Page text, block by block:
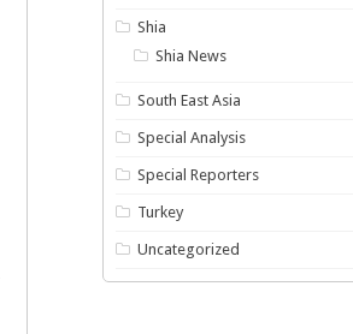
Shia
Shia News
South East Asia
Special Analysis
Special Reporters
Turkey
Uncategorized